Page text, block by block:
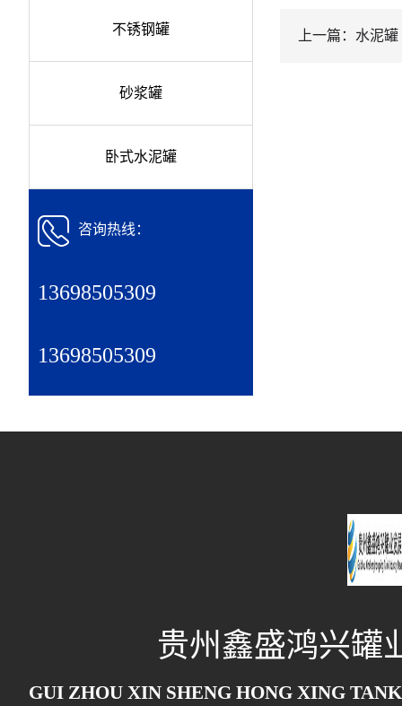
不锈钢罐
砂浆罐
卧式水泥罐
咨询热线：
13698505309
13698505309
上一篇：水泥罐
贵州鑫盛鸿兴罐
GUI ZHOU XIN SHENG HONG XING